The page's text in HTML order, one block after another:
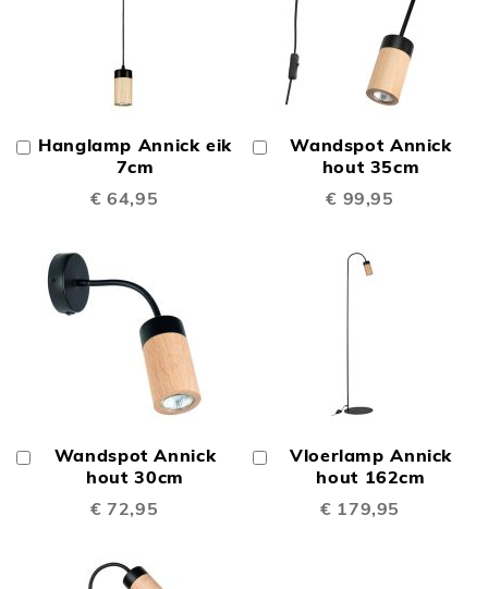
Hanglamp Annick eik
7cm
€ 64,95
In
Winkelwagen
Wandspot Annick
hout 35cm
€ 99,95
Winkelwagen
Wandspot Annick
hout 30cm
€ 72,95
Winkelwagen
Vloerlamp Annick
hout 162cm
€ 179,95
Winkelwagen